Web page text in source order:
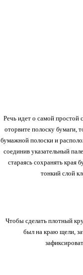
Речь идет о самой
оторвите полоску бумаги,
бумажной полоски и
соединив указательный
стараясь сохранять
тонкий слой
Чтобы сделать плотный
был на краю щели,